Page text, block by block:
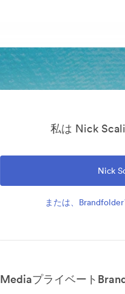
私は Nick
Nick
または、
Mediaプライベート